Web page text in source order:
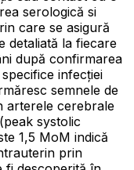
serologică si
care se asigură
detaliată la fiecare
după confirmarea
infecției
semnele de
arterele cerebrale
systolic
1,5 MoM indică
prin